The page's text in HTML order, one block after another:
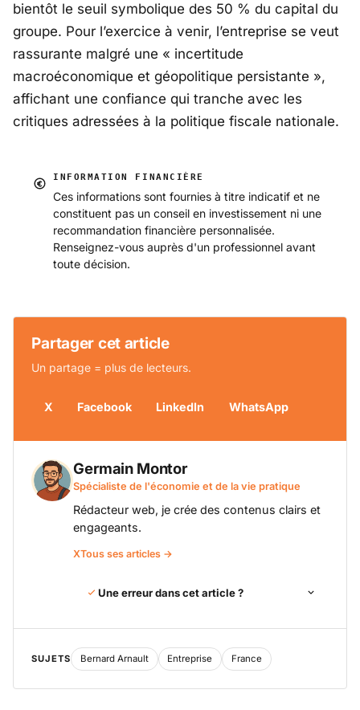
bientôt le seuil symbolique des 50 % du capital du
groupe. Pour l’exercice à venir, l’entreprise se veut
rassurante malgré une « incertitude
macroéconomique et géopolitique persistante »,
affichant une confiance qui tranche avec les
critiques adressées à la politique fiscale nationale.
INFORMATION FINANCIÈRE
Ces informations sont fournies à titre indicatif et ne
constituent pas un conseil en investissement ni une
recommandation financière personnalisée.
Renseignez-vous auprès d'un professionnel avant
toute décision.
Partager cet article
Un partage = plus de lecteurs.
X Facebook LinkedIn WhatsApp
Germain Montor
Spécialiste de l'économie et de la vie pratique
Rédacteur web, je crée des contenus clairs et
engageants.
XTous ses articles →
Une erreur dans cet article ?
SUJETS Bernard Arnault Entreprise France